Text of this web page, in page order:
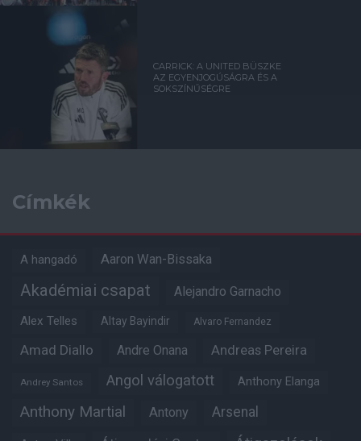
CARRICK: A UNITED BÜSZKE
AZ EGYENJOGÚSÁGRA ÉS A
SOKSZÍNŰSÉGRE
Címkék
A hangadó Aaron Wan-Bissaka
Akadémiai csapat Alejandro Garnacho
Alex Telles Altay Bayindir Alvaro Fernandez
Amad Diallo Andre Onana Andreas Pereira
Andrey Santos Angol válogatott Anthony Elanga
Anthony Martial Antony Arsenal